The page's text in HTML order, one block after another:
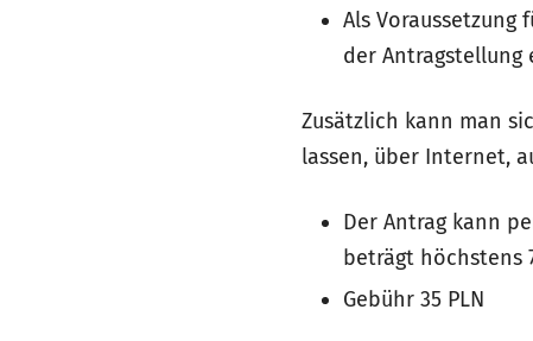
Als
der Antragstellung
Zusätzlich kann man
lassen, über Internet,
Der Antrag kann
beträgt höchstens
Gebühr 35 PLN